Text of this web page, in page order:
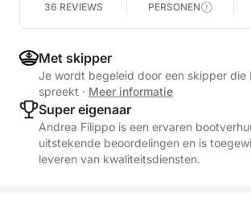
36 REVIEWS PERSONEN
Met skipper
Je wordt begeleid door een skipper die
spreekt · Meer informatie
Super eigenaar
Andrea Filippo is een ervaren
uitstekende beoordelingen en is
leveren van kwaliteitsdiensten.